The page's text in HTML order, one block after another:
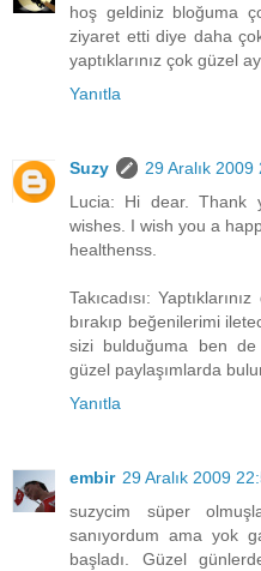
hoş geldiniz bloğuma
ziyaret etti diye daha
yaptıklarınız çok güzel
Yanıtla
Suzy
29 Aralık 2009
Lucia: Hi dear. Thank
wishes. I wish you a
healthenss.
Takıcadısı:
bırakıp beğenilerimi
sizi bulduğuma ben
güzel paylaşımlarda
Yanıtla
embir 29 Aralık 2009
suzycim süper
sanıyordum ama yok
başladı. Güzel